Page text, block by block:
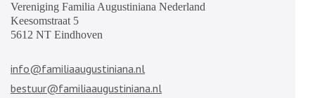
Vereniging Familia Augustiniana Nederland
Keesomstraat 5
5612 NT Eindhoven
info@familiaaugustiniana.nl
bestuur@familiaaugustiniana.nl